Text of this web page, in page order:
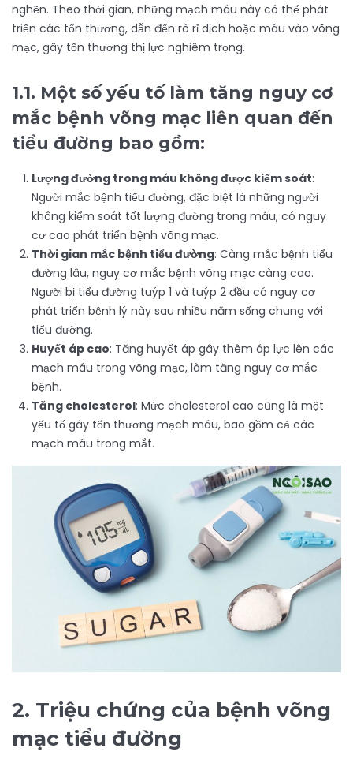
nghẽn. Theo thời gian, những mạch máu này có thể phát
triển các tổn thương, dẫn đến rò rỉ dịch hoặc máu vào võng
mạc, gây tổn thương thị lực nghiêm trọng.
1.1. Một số yếu tố làm tăng nguy cơ
mắc bệnh võng mạc liên quan đến
tiểu đường bao gồm:
Lượng đường trong máu không được kiểm soát:
Người mắc bệnh tiểu đường, đặc biệt là những người
không kiểm soát tốt lượng đường trong máu, có nguy
cơ cao phát triển bệnh võng mạc.
Thời gian mắc bệnh tiểu đường: Càng mắc bệnh tiểu
đường lâu, nguy cơ mắc bệnh võng mạc càng cao.
Người bị tiểu đường tuýp 1 và tuýp 2 đều có nguy cơ
phát triển bệnh lý này sau nhiều năm sống chung với
tiểu đường.
Huyết áp cao: Tăng huyết áp gây thêm áp lực lên các
mạch máu trong võng mạc, làm tăng nguy cơ mắc
bệnh.
Tăng cholesterol: Mức cholesterol cao cũng là một
yếu tố gây tổn thương mạch máu, bao gồm cả các
mạch máu trong mắt.
2. Triệu chứng của bệnh võng
mạc tiểu đường